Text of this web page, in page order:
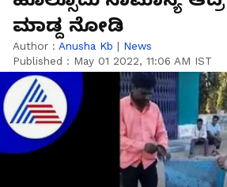
ಮಾಡ್ದ ನೋಡಿ
Author : Anusha Kb | News
Published : May 01 2022, 11:06 AM IST